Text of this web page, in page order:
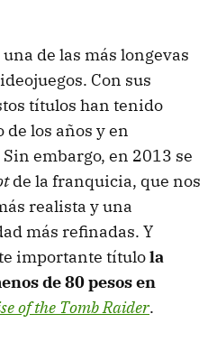
de las más longevas
Con sus
títulos han tenido
los años y en
embargo, en 2013 se
de la franquicia, que nos
realista y una
más refinadas. Y
importante títulola
de 80 pesos en
of the Tomb Raider.